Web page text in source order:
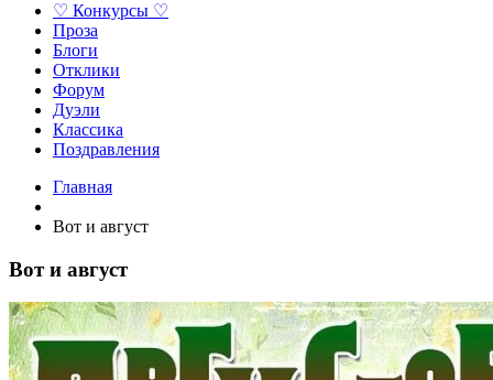
♡ Конкурсы ♡
Проза
Блоги
Отклики
Форум
Дуэли
Классика
Поздравления
Главная
Вот и август
Вот и август